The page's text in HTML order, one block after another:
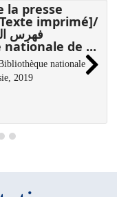
la presse
imprimé]/
فهرس
de ...
nationale
2019